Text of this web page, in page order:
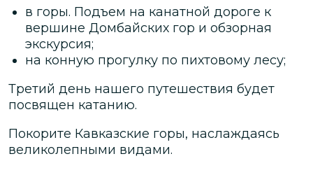
в горы. Подъем на канатной дороге к
вершине Домбайских гор и обзорная
экскурсия;
на конную прогулку по пихтовому лесу;
Третий день нашего путешествия будет
посвящен катанию.
Покорите Кавказские горы, наслаждаясь
великолепными видами.